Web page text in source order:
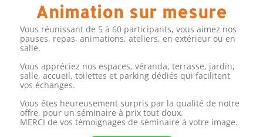
Animation sur mesure
Vous réunissant de 5 à 60 participants, vous aimez nos
pauses, repas, animations, ateliers, en extérieur ou en
salle.
Vous appréciez nos espaces, véranda, terrasse, jardin,
salle, accueil, toilettes et parking dédiés qui facilitent
vos échanges.
Vous êtes heureusement surpris par la qualité de notre
offre, pour un séminaire à prix tout doux.
MERCI de vos témoignages de séminaire à votre image.